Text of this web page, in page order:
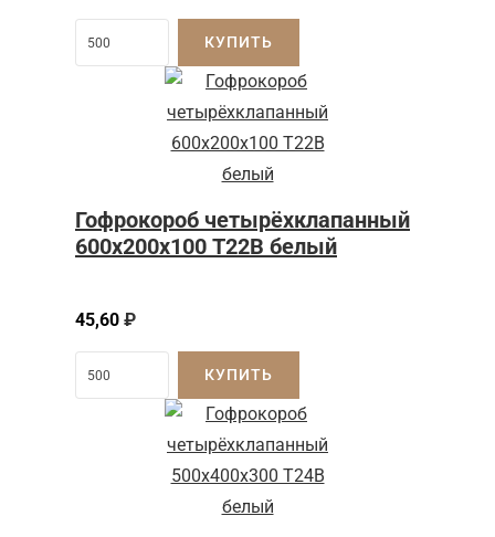
КУПИТЬ
Гофрокороб четырёхклапанный
600х200х100 Т22В белый
45,60 ₽
КУПИТЬ